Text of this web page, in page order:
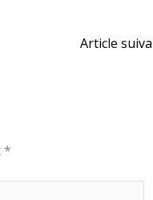
Article
*